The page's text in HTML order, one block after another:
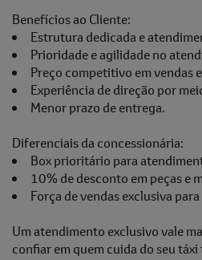
Benefícios ao Cliente:
Estrutura dedicada e
Prioridade e agilidade no
Preço competitivo em vendas
Experiência de direção por
Menor prazo de entrega.
Diferenciais da concessionária:
Box prioritário para
10% de desconto em peças e
Força de vendas exclusiva
Um atendimento exclusivo vale
confiar em quem cuida do seu